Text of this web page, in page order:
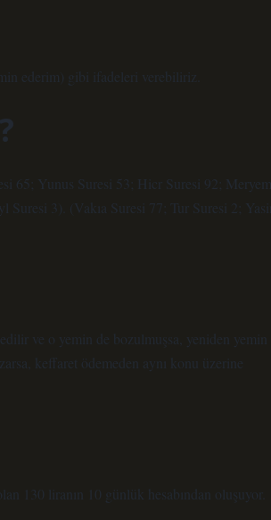
ederim) gibi ifadeleri verebiliriz.
65; Yunus Suresi 53; Hicr Suresi 92; Meryem
Suresi 3). (Vakıa Suresi 77; Tur Suresi 2;
ve o yemin de bozulmuşsa, yeniden yemin
keffaret ödemeden aynı konu üzerine
130 liranın 10 günlük hesabından oluşuyor.